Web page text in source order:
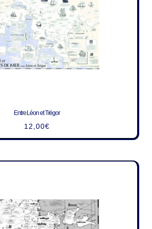
Entre Léon et Trégor
12,00€